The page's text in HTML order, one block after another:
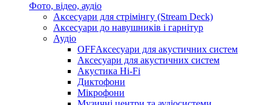
Фото, відео, аудіо
Аксесуари для стрімінгу (Stream Deck)
Аксесуари до навушників і гарнітур
Аудіо
OFFАксесуари для акустичних систем
Аксесуари для акустичних систем
Акустика Hi-Fi
Диктофони
Мікрофони